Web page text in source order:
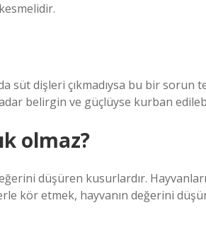
süt dişleri çıkmadıysa bu bir sorun
belirgin ve güçlüyse kurban
olmaz?
düşüren kusurlardır.
kör etmek, hayvanın değerini